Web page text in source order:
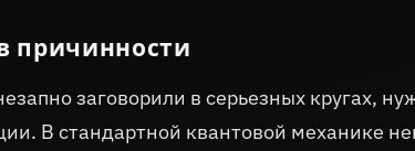
причинности
заговорили в серьезных кругах,
В стандартной квантовой механике